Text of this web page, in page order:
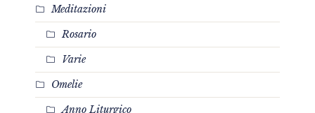
Meditazioni
Rosario
Varie
Omelie
Anno Liturgico